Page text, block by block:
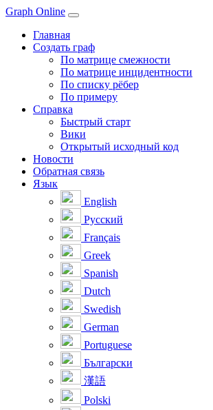
Graph Online
Главная
Создать граф
По матрице смежности
По матрице инцидентности
По списку рёбер
По примеру
Справка
Быстрый старт
Вики
Открытый исходный код
Новости
Обратная связь
Язык
English
Русский
Français
Greek
Spanish
Dutch
Swedish
German
Portuguese
Български
漢語
Polski